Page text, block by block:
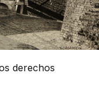
derechos